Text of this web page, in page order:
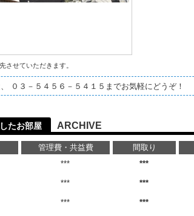
させていただきます。
０３－５４５６－５４１５までお気軽にどうぞ！
たお部屋 ARCHIVE
管理費・共益費 間取り
*** ***
*** ***
*** ***